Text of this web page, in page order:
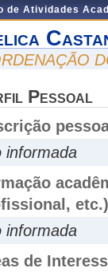
de Atividades
Pessoal
informada
etc.)
informada
de